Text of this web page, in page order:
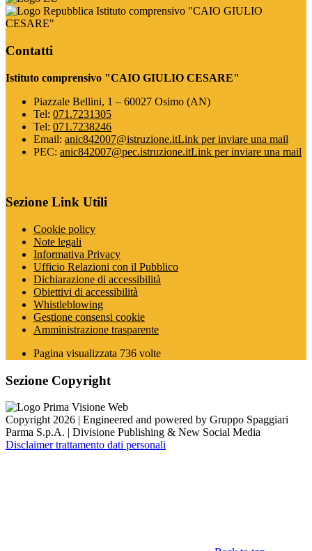
Istituto comprensivo "CAIO GIULIO
CESARE"
Contatti
Istituto comprensivo "CAIO GIULIO CESARE"
Piazzale Bellini, 1 – 60027 Osimo (AN)
Tel: 071.7231305
Tel: 071.7238246
Email: anic842007@istruzione.itLink per inviare una mail
PEC: anic842007@pec.istruzione.itLink per inviare una mail
Sezione Link Utili
Cookie policy
Note legali
Informativa Privacy
Ufficio Relazioni con il Pubblico
Dichiarazione di accessibilità
Obiettivi di accessibilità
Whistleblowing
Gestione consensi cookie
Amministrazione trasparente
Pagina visualizzata 736 volte
Sezione Copyright
Copyright 2026 | Engineered and powered by Gruppo Spaggiari
Parma S.p.A. | Divisione Publishing & New Social Media
Disclaimer trattamento dati personali